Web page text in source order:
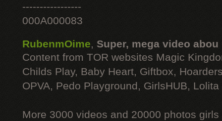
-----------------
000A000083
RubenmOime, Super, mega video abou
Content from TOR websites Magic
Childs Play, Baby Heart, Giftbox,
OPVA, Pedo Playground, GirlsHUB, Lolita
More 3000 videos and 20000 photos